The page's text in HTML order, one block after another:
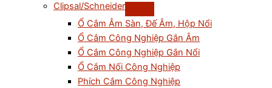
Clipsal/Schneider
Ổ Cắm Âm Sàn, Đế Âm, Hộp Nổi
Ổ Cắm Công Nghiệp Gắn Âm
Ổ Cắm Công Nghiệp Gắn Nổi
Ổ Cắm Nối Công Nghiệp
Phích Cắm Công Nghiệp